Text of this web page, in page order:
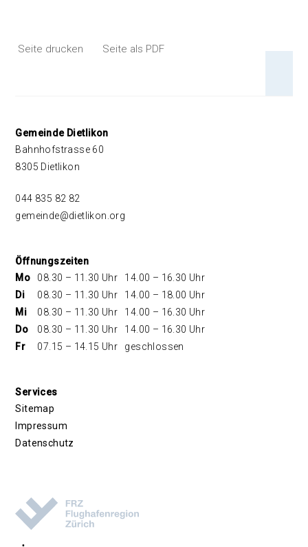
Seite drucken Seite als PDF
Footer
Gemeinde Dietlikon
Bahnhofstrasse 60
8305 Dietlikon
044 835 82 82
gemeinde@dietlikon.org
Öffnungszeiten
Mo
08.30 – 11.30 Uhr
14.00 – 16.30 Uhr
Di
08.30 – 11.30 Uhr
14.00 – 18.00 Uhr
Mi
08.30 – 11.30 Uhr
14.00 – 16.30 Uhr
Do
08.30 – 11.30 Uhr
14.00 – 16.30 Uhr
Fr
07.15 – 14.15 Uhr geschlossen
Services
Sitemap
Impressum
Datenschutz